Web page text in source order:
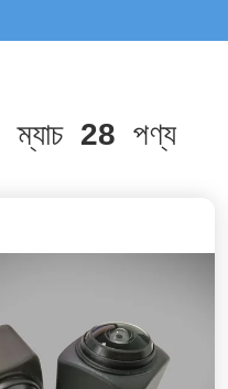
ম্যাচ 28 পণ্য